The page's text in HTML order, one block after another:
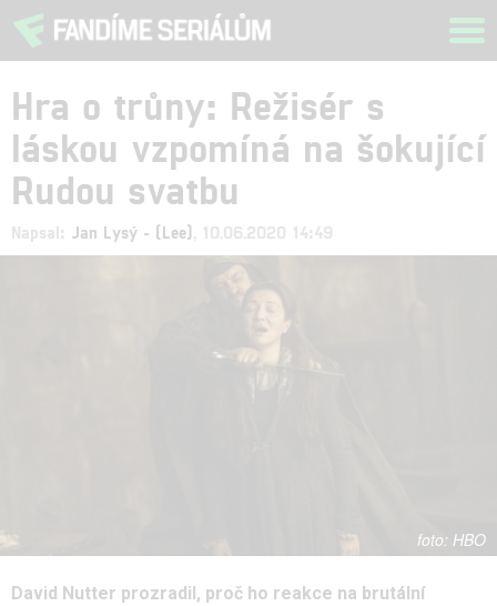
Hra o trůny: Režisér s
láskou vzpomíná na šokující
Rudou svatbu
Napsal: Jan Lysý - (Lee) , 10.06.2020 14:49
HBO
David Nutter prozradil, proč ho reakce na brutální